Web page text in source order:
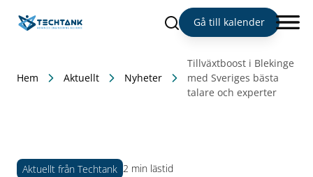
Sök Gå till kalender
Hem Aktuellt Nyheter
Tillväxtboost i Blekinge
med Sveriges bästa
talare och experter
Aktuellt från Techtank 2 min lästid